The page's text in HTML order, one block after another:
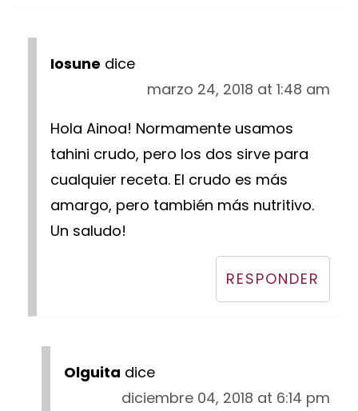
Iosune dice
marzo 24, 2018 at 1:48 am
Hola Ainoa! Normamente usamos
tahini crudo, pero los dos sirve para
cualquier receta. El crudo es más
amargo, pero también más nutritivo.
Un saludo!
RESPONDER
Olguita dice
diciembre 04, 2018 at 6:14 pm